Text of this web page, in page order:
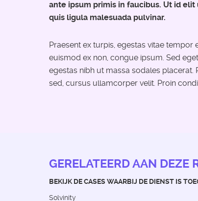
ante ipsum primis in faucibus. Ut id
quis ligula malesuada pulvinar.
Praesent ex turpis, egestas vitae
euismod ex non, congue ipsum. Sed
egestas nibh ut massa sodales placerat.
sed, cursus ullamcorper velit. Proin
GERELATEERD AAN DEZE
BEKIJK DE CASES WAARBIJ DE DIENST IS
Solvinity